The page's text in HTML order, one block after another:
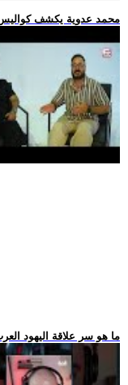
.. محمد عدوية يكشف
.. ما هو سر علاقة اليهود